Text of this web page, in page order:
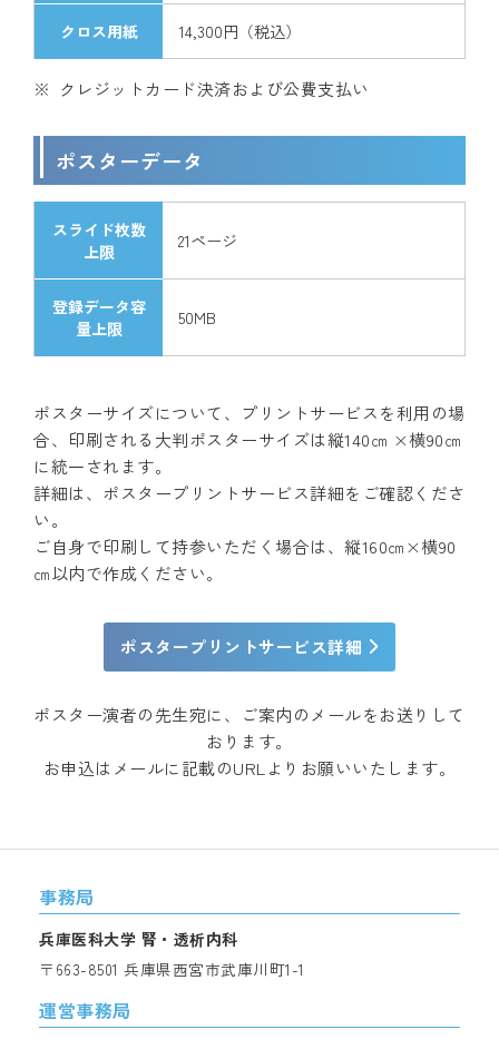
クロス用紙 14,300円（税込）
クレジットカード決済および公費支払い
ポスターデータ
スライド枚数
上限
21ページ
登録データ容
量上限
50MB
ポスターサイズについて、プリントサービスを利用の場
合、印刷される大判ポスターサイズは縦140㎝ ×横90㎝
に統一されます。
詳細は、ポスタープリントサービス詳細をご確認くださ
い。
ご自身で印刷して持参いただく場合は、縦160㎝×横90
㎝以内で作成ください。
ポスタープリントサービス詳細
ポスター演者の先生宛に、ご案内のメールをお送りして
おります。
お申込はメールに記載のURLよりお願いいたします。
事務局
兵庫医科大学 腎・透析内科
〒663-8501 兵庫県西宮市武庫川町1-1
運営事務局